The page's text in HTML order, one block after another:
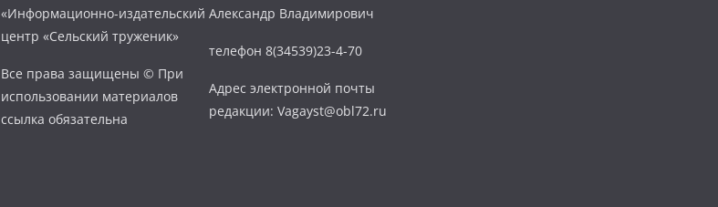
«Информационно-издательский
центр «Сельский труженик»
Все права защищены © При
использовании материалов
ссылка обязательна
Александр Владимирович
телефон 8(34539)23-4-70
Адрес электронной почты
редакции: Vagayst@obl72.ru